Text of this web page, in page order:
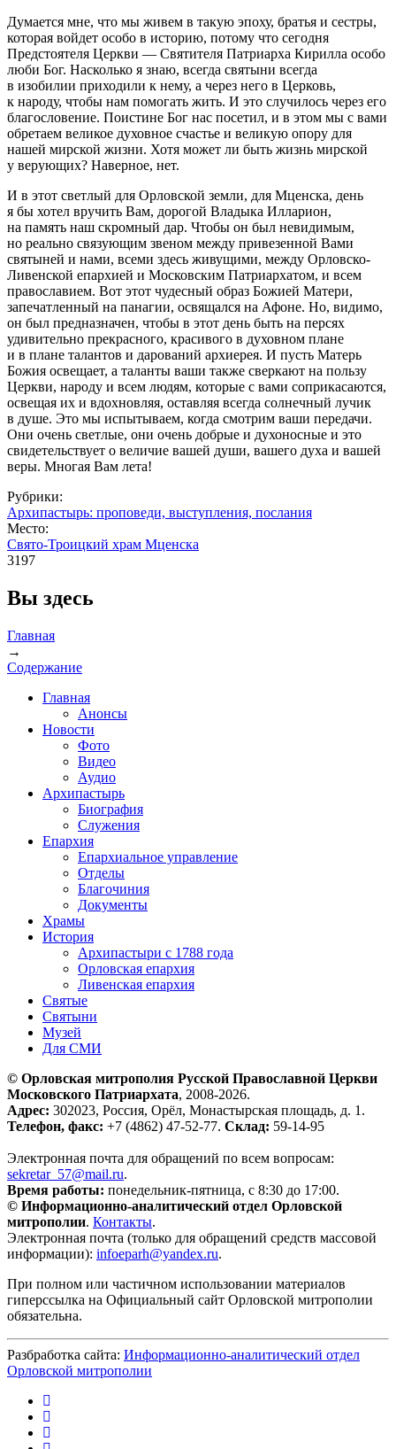
Думается мне, что мы живем в такую эпоху, братья и сестры,
которая войдет особо в историю, потому что сегодня
Предстоятеля Церкви — Святителя Патриарха Кирилла особо
люби Бог. Насколько я знаю, всегда святыни всегда
в изобилии приходили к нему, а через него в Церковь,
к народу, чтобы нам помогать жить. И это случилось через его
благословение. Поистине Бог нас посетил, и в этом мы с вами
обретаем великое духовное счастье и великую опору для
нашей мирской жизни. Хотя может ли быть жизнь мирской
у верующих? Наверное, нет.
И в этот светлый для Орловской земли, для Мценска, день
я бы хотел вручить Вам, дорогой Владыка Илларион,
на память наш скромный дар. Чтобы он был невидимым,
но реально связующим звеном между привезенной Вами
святыней и нами, всеми здесь живущими, между Орловско-
Ливенской епархией и Московским Патриархатом, и всем
православием. Вот этот чудесный образ Божией Матери,
запечатленный на панагии, освящался на Афоне. Но, видимо,
он был предназначен, чтобы в этот день быть на персях
удивительно прекрасного, красивого в духовном плане
и в плане талантов и дарований архиерея. И пусть Матерь
Божия освещает, а таланты ваши также сверкают на пользу
Церкви, народу и всем людям, которые с вами соприкасаются,
освещая их и вдохновляя, оставляя всегда солнечный лучик
в душе. Это мы испытываем, когда смотрим ваши передачи.
Они очень светлые, они очень добрые и духоносные и это
свидетельствует о величие вашей души, вашего духа и вашей
веры. Многая Вам лета!
Рубрики:
Архипастырь: проповеди, выступления, послания
Место:
Свято-Троицкий храм Мценска
3197
Вы здесь
Главная
→
Содержание
Главная
Анонсы
Новости
Фото
Видео
Аудио
Архипастырь
Биография
Служения
Епархия
Епархиальное управление
Отделы
Благочиния
Документы
Храмы
История
Архипастыри с 1788 года
Орловская епархия
Ливенская епархия
Святые
Святыни
Музей
Для СМИ
© Орловская митрополия Русской Православной Церкви
Московского Патриархата, 2008-2026.
Адрес: 302023, Россия, Орёл, Монастырская площадь, д. 1.
Телефон, факс: +7 (4862) 47-52-77. Склад: 59-14-95
Электронная почта для обращений по всем вопросам:
sekretar_57@mail.ru.
Время работы: понедельник-пятница, с 8:30 до 17:00.
© Информационно-аналитический отдел Орловской
митрополии. Контакты.
Электронная почта (только для обращений средств массовой
информации): infoeparh@yandex.ru.
При полном или частичном использовании материалов
гиперссылка на Официальный сайт Орловской митрополии
обязательна.
Разбработка сайта: Информационно-аналитический отдел
Орловской митрополии